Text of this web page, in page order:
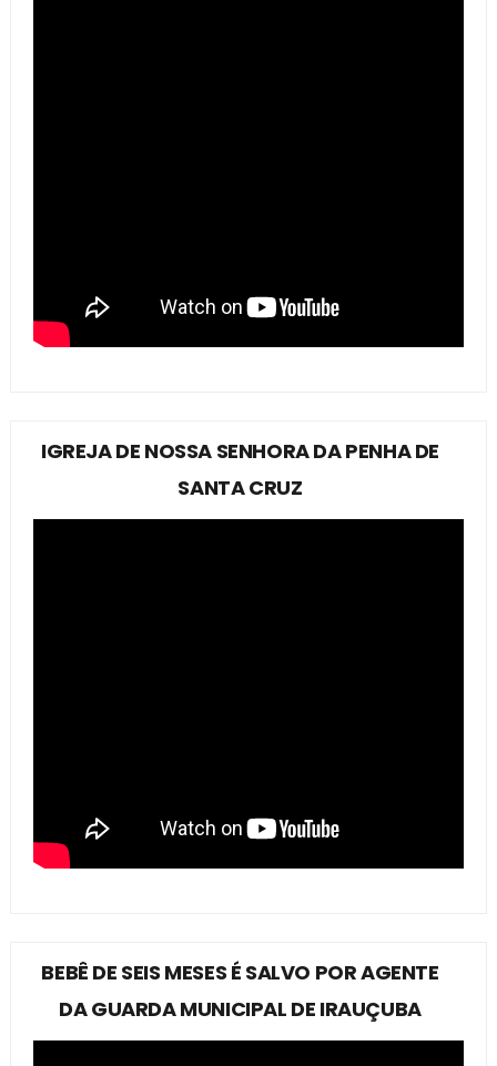
IGREJA DE NOSSA SENHORA DA PENHA DE
SANTA CRUZ
BEBÊ DE SEIS MESES É SALVO POR AGENTE
DA GUARDA MUNICIPAL DE IRAUÇUBA